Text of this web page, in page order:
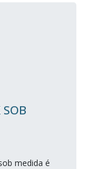
medida é